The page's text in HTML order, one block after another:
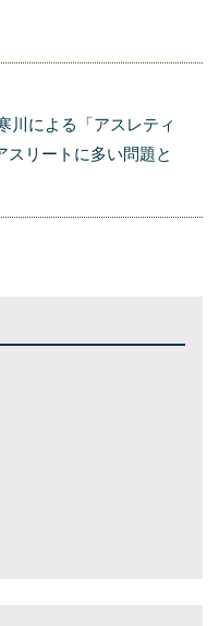
川による「アスレティ
スリートに多い問題と